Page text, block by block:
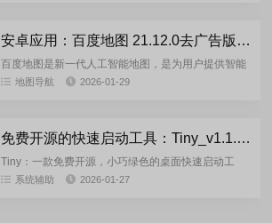
安卓应用：百度地图 21.12.0去广告版/20.0.0 去水印无广告车机版
百度地图是新一代人工智能地图，是为用户提供智能
路线规划及导航、地点查询、智能旅游等出行相关服
地图导航 2026-01-29
免费开源的快速启动工具：Tiny_v1.1.5 绿色版
Tiny：一款免费开源，小巧绿色的桌面快速启动工
具，致力于为用户打造高效的桌面管理体验，分组和
系统辅助 2026-01-27